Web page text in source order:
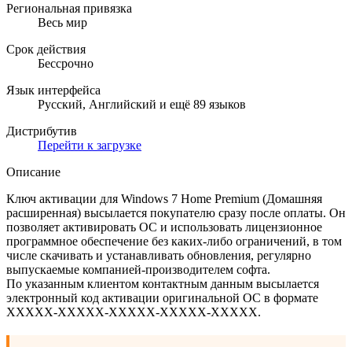
Региональная привязка
Весь мир
Срок действия
Бессрочно
Язык интерфейса
Русский, Английский и ещё 89 языков
Дистрибутив
Перейти к загрузке
Описание
Ключ активации для Windows 7 Home Premium (Домашняя
расширенная) высылается покупателю сразу после оплаты. Он
позволяет активировать ОС и использовать лицензионное
программное обеспечение без каких-либо ограничений, в том
числе скачивать и устанавливать обновления, регулярно
выпускаемые компанией-производителем софта.
По указанным клиентом контактным данным высылается
электронный код активации оригинальной ОС в формате
XXXXX-XXXXX-XXXXX-XXXXX-XXXXХ.